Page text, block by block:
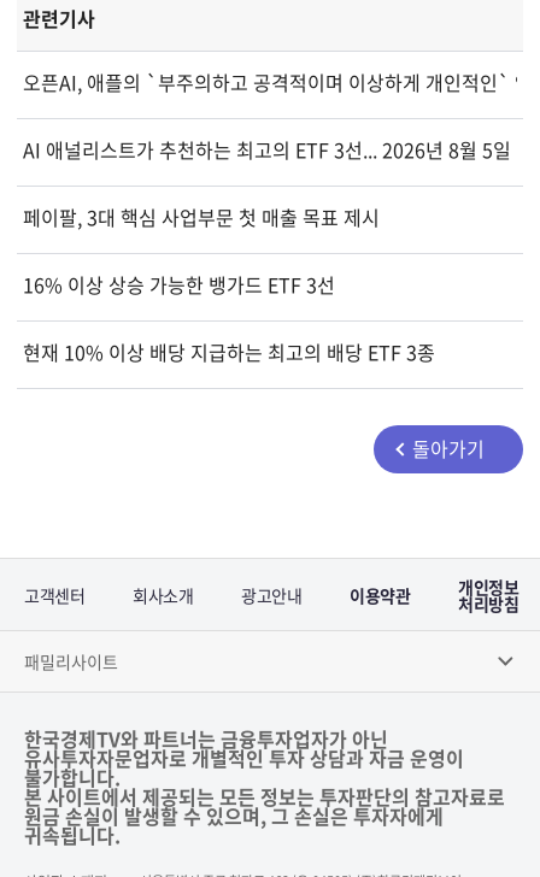
관련기사
오픈AI, 애플의 `부주의하고 공격적이며 이상하게 개인적인` 영
AI 애널리스트가 추천하는 최고의 ETF 3선... 2026년 8월 5일 기
페이팔, 3대 핵심 사업부문 첫 매출 목표 제시
16% 이상 상승 가능한 뱅가드 ETF 3선
현재 10% 이상 배당 지급하는 최고의 배당 ETF 3종
돌아가기
고객센터 회사소개 광고안내 이용약관 개인정보
처리방침
패밀리사이트
한국경제TV와 파트너는 금융투자업자가 아닌
유사투자자문업자로 개별적인 투자 상담과 자금 운영이
불가합니다.
본 사이트에서 제공되는 모든 정보는 투자판단의 참고자료로
원금 손실이 발생할 수 있으며, 그 손실은 투자자에게
귀속됩니다.